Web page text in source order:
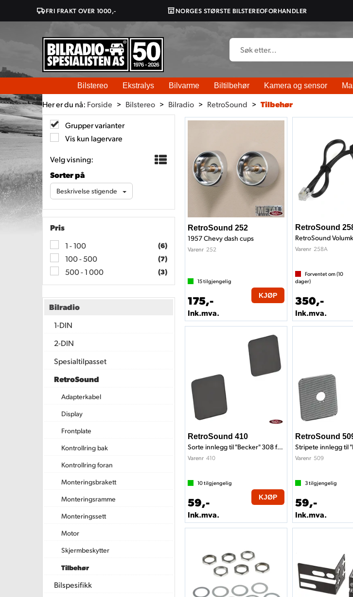
FRI FRAKT OVER 1000,- NORGES STØRSTE BILSTEREOFORHANDLER
Bilstereo Ekstralys Bilvarme Biltilbehør Kamera og sensor
Her er du nå: Forside > Bilstereo > Bilradio > RetroSound > Tilbehør
Grupper varianter
Vis kun lagervare
Velg visning:
Sorter på
Beskrivelse stigende
Pris
1 - 100
(6)
100 - 500 (7)
500 - 1 000 (3)
Bilradio
1-DIN
2-DIN
Spesialtilpasset
RetroSound
Adapterkabel
Display
Frontplate
Kontrollring bak
Kontrollring foran
Monteringsbrakett
Monteringsramme
Monteringssett
Motor
Skjermbeskytter
Tilbehør
Bilspesifikk
RetroSound 252
1957 Chevy dash cups
Varenr 252
15tilgjengelig
175,-
Ink.mva.
KJØP
RetroSound
RetroSound
Varenr 258A
Forventet om (10
dager)
350,-
Ink.mva.
RetroSound 410
Sorte innlegg til "Becker" 308 front
Varenr 410
10tilgjengelig
59,-
Ink.mva.
KJØP
RetroSound
Varenr 509
3tilgjengelig
59,-
Ink.mva.